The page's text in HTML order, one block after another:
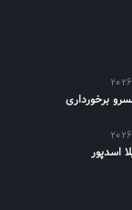
برخورداری
اسدپور